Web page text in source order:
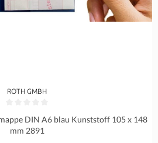
ROTH GMBH
DIN A6 blau Kunststoff 105 x 148
mm 2891